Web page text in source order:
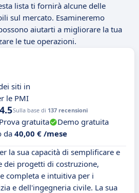
lista ti fornirà alcune delle
sul mercato. Esamineremo
aiutarti a migliorare la tua
le tue operazioni.
siti in
le PMI
4.5Sulla base di 137 recensioni
Prova gratuita
Demo gratuita
da 40,00 € /mese
la sua capacità di semplificare e
dei progetti di costruzione,
completa e intuitiva per i
e dell'ingegneria civile. La sua